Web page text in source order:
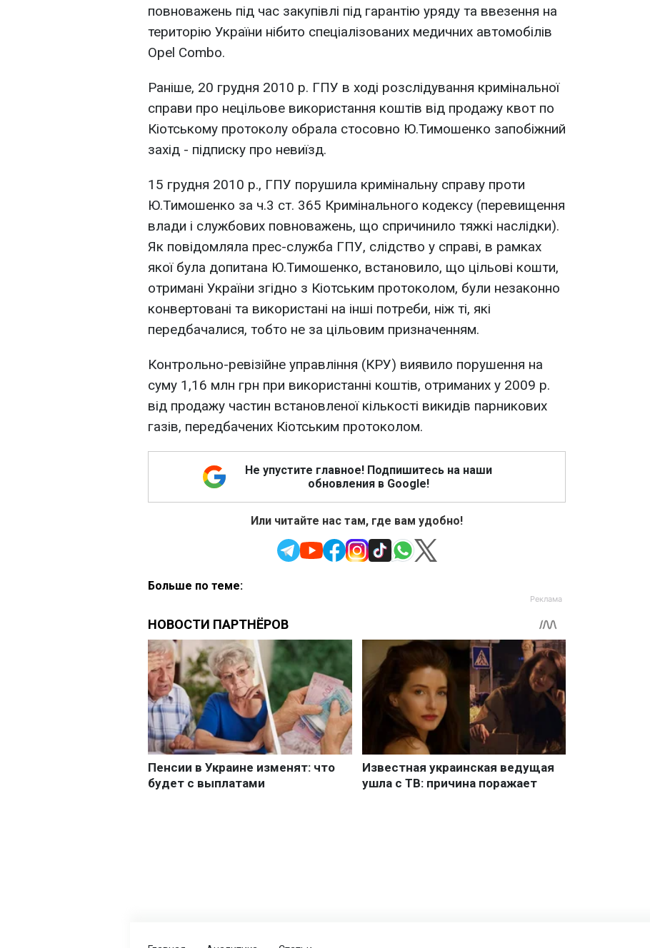
повноважень під час закупівлі під гарантію уряду та ввезення на
територію України нібито спеціалізованих медичних автомобілів
Opel Combo.
Раніше, 20 грудня 2010 р. ГПУ в ході розслідування кримінальної
справи про нецільове використання коштів від продажу квот по
Кіотському протоколу обрала стосовно Ю.Тимошенко запобіжний
захід - підписку про невиїзд.
15 грудня 2010 р., ГПУ порушила кримінальну справу проти
Ю.Тимошенко за ч.3 ст. 365 Кримінального кодексу (перевищення
влади і службових повноважень, що спричинило тяжкі наслідки).
Як повідомляла прес-служба ГПУ, слідство у справі, в рамках
якої була допитана Ю.Тимошенко, встановило, що цільові кошти,
отримані України згідно з Кіотським протоколом, були незаконно
конвертовані та використані на інші потреби, ніж ті, які
передбачалися, тобто не за цільовим призначенням.
Контрольно-ревізійне управління (КРУ) виявило порушення на
суму 1,16 млн грн при використанні коштів, отриманих у 2009 р.
від продажу частин встановленої кількості викидів парникових
газів, передбачених Кіотським протоколом.
Не упустите главное! Подпишитесь на наши
обновления в Google!
Или читайте нас там, где вам удобно!
Больше по теме: